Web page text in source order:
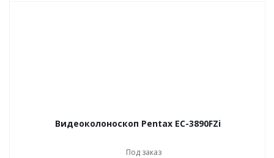
Видеоколоноскоп Pentax EC-3890FZi
Под заказ